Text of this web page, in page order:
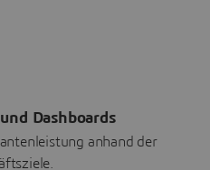
Dashboards
anhand der